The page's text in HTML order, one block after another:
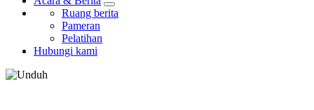
Ruang berita
Pameran
Pelatihan
Hubungi kami